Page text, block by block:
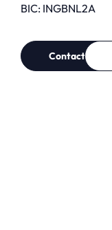
BIC: INGBNL2A
Contact